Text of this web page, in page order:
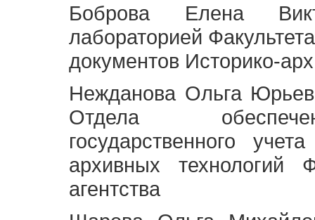
Боброва Елена
лабораторией
документов Историко-
Нежданова Ольга
Отдела
государственного
архивных технологий
агентства